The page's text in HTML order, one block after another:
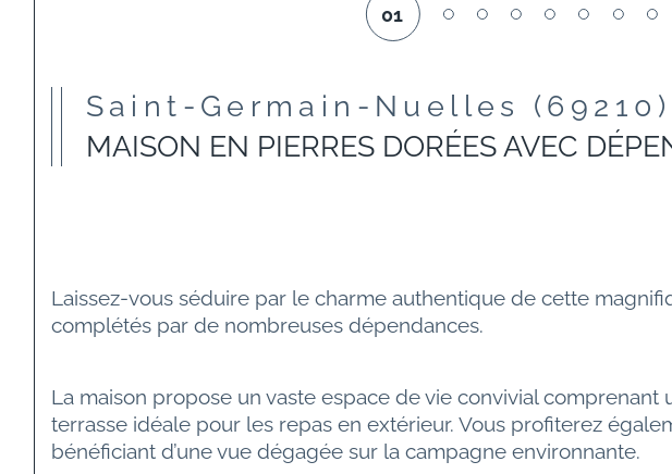
01
Saint-Germain-Nuelles (69210)
MAISON EN PIERRES DORÉES AVEC
Laissez-vous séduire par le charme authentique de cette
complétés par de nombreuses dépendances.
La maison propose un vaste espace de vie convivial
terrasse idéale pour les repas en extérieur. Vous profiterez
bénéficiant d’une vue dégagée sur la campagne environnante.